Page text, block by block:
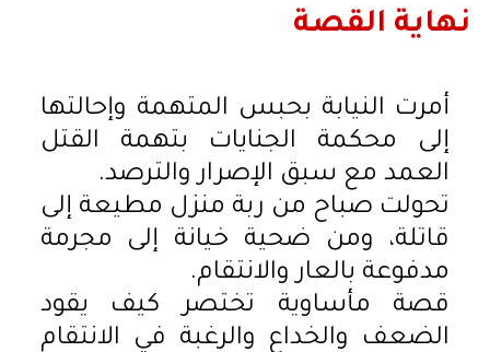
نهاية القصة
أمرت النيابة بحبس المتهمة وإحالتها
إلى محكمة الجنايات بتهمة القتل
العمد مع سبق الإصرار والترصد.
تحولت صباح من ربة منزل مطيعة إلى
قاتلة، ومن ضحية خيانة إلى مجرمة
مدفوعة بالعار والانتقام.
قصة مأساوية تختصر كيف يقود
الضعف والخداع والرغبة في الانتقام